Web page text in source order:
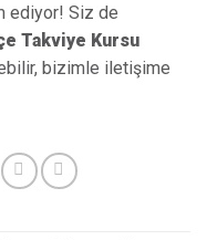
ediyor! Siz de
Takviye Kursu
bizimle iletişime